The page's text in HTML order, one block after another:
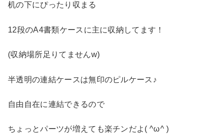
机の下にぴったり収まる
12段のA4書類ケースに主に収納してます！
(収納場所足りてませんw)
半透明の連結ケースは無印のピルケース♪
自由自在に連結できるので
ちょっとパーツが増えても楽チンだよ( ^ω^ )